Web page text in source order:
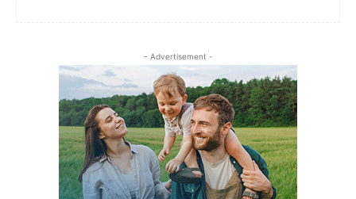
- Advertisement -